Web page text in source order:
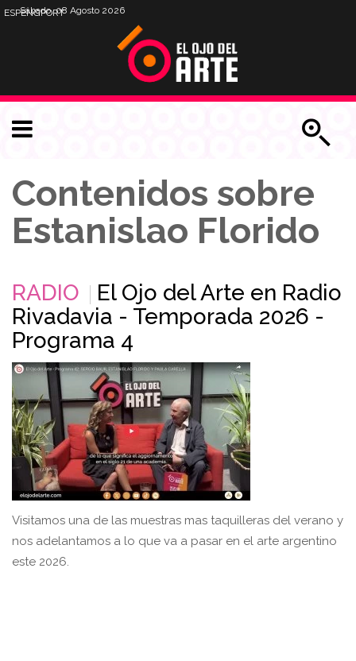
Sábado, 08 Agosto 2026
ESPENGPORT
Contenidos sobre
Estanislao Florido
RADIO
El Ojo del Arte en Radio
Rivadavia - Temporada 2026 -
Programa 4
Visitamos una de las muestras mas taquilleras del verano y
nos adelantamos a lo que va a pasar en el arte argentino
este 2026.